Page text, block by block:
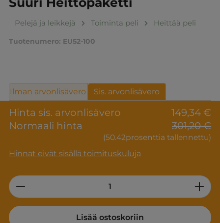
Pelejä ja leikkejä Toiminta peli Heittää peli
Tuotenumero: EU52-100
Hinta sis. arvonlisävero
149,34 €
Normaali hinta
301,20 €
(50.42prosenttia tallennettu)
Hinnat eivät sisällä toimituskuluja
Ilman arvonlisävero Sis. arvonlisävero
Product Quantity: Enter the desired
Lisää ostoskoriin